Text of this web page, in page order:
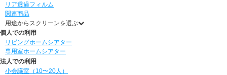
リア透過フィルム
関連商品
用途からスクリーンを選ぶ
個人での利用
リビングホームシアター
専用室ホームシアター
法人での利用
小会議室（10〜20人）